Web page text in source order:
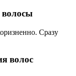
Сразу
волос